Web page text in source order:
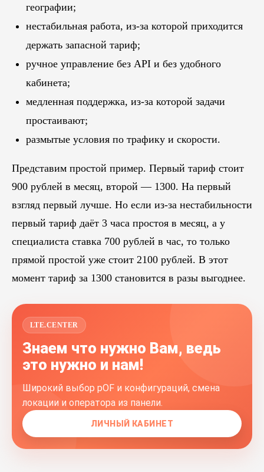
географии;
нестабильная работа, из-за которой приходится
держать запасной тариф;
ручное управление без API и без удобного
кабинета;
медленная поддержка, из-за которой задачи
простаивают;
размытые условия по трафику и скорости.
Представим простой пример. Первый тариф стоит
900 рублей в месяц, второй — 1300. На первый
взгляд первый лучше. Но если из-за нестабильности
первый тариф даёт 3 часа простоя в месяц, а у
специалиста ставка 700 рублей в час, то только
прямой простой уже стоит 2100 рублей. В этот
момент тариф за 1300 становится в разы выгоднее.
LTE.CENTER
Знаем что нужно Вам, ведь
это нужно и нам!
Широкий выбор pOF и конфигураций, смена
локации и оператора из панели.
ЛИЧНЫЙ КАБИНЕТ